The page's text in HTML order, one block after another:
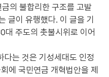
의 불합리한 구조를 고발
글이 유행했다. 이 글을 기
대 주도의 촛불시위로 이어
다는 것은 기성세대도 인정
에 국민연금 개혁법안을 제